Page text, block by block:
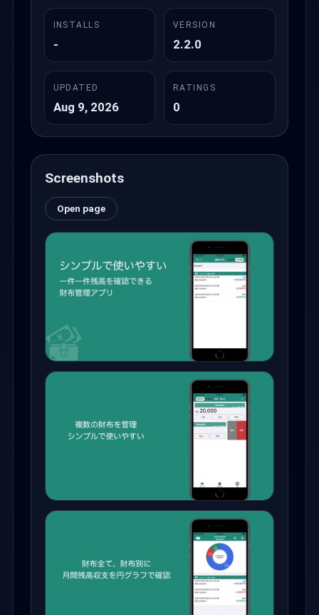
INSTALLS
-
VERSION
2.2.0
UPDATED
Aug 9, 2026
RATINGS
0
Screenshots
Open page